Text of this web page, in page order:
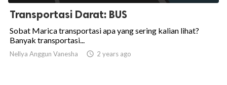
Transportasi Darat: BUS
Sobat Marica transportasi apa yang sering kalian lihat?
Banyak transportasi...
Nellya Anggun Vanesha  2 years ago